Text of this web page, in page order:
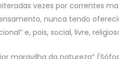
vezes por correntes
nunca tendo
e, pois, social, livre,
maravilha da natureza”